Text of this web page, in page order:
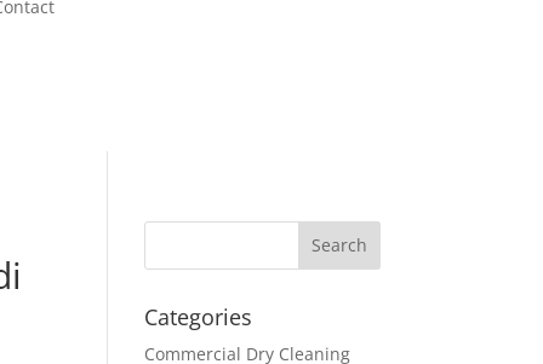
Categories
Commercial Dry Cleaning